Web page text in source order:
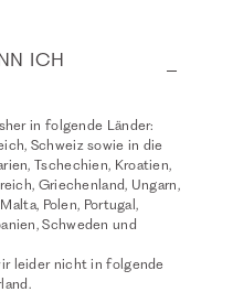
ICH
in folgende Länder:
Schweiz sowie in die
Tschechien, Kroatien,
Griechenland, Ungarn,
Polen, Portugal,
Schweden und
leider nicht in folgende